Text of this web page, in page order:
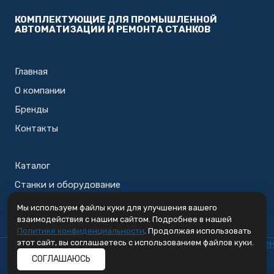
КОМПЛЕКТУЮЩИЕ ДЛЯ ПРОМЫШЛЕННОЙ
АВТОМАТИЗАЦИИ И РЕМОНТА СТАНКОВ
Главная
О компании
Бренды
Контакты
Каталог
Станки и оборудование
Корзина
© 2026 ООО "Парс" |
Мы используем файлы куки для улучшения вашего
взаимодействия с нашим сайтом. Подробнее в нашей
Политике конфиденциальности. Продолжая использовать
этот сайт, вы соглашаетесь с использованием файлов куки.
СОГЛАШАЮСЬ